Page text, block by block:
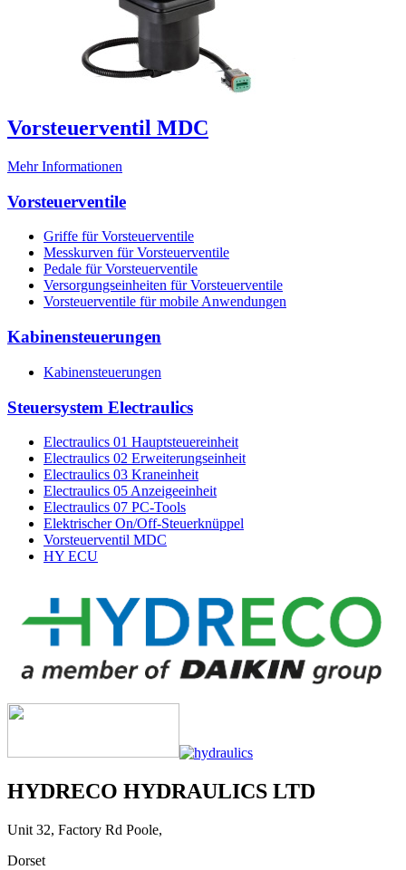
Vorsteuerventil MDC
Mehr Informationen
Vorsteuerventile
Griffe für Vorsteuerventile
Messkurven für Vorsteuerventile
Pedale für Vorsteuerventile
Versorgungseinheiten für Vorsteuerventile
Vorsteuerventile für mobile Anwendungen
Kabinensteuerungen
Kabinensteuerungen
Steuersystem Electraulics
Electraulics 01 Hauptsteuereinheit
Electraulics 02 Erweiterungseinheit
Electraulics 03 Kraneinheit
Electraulics 05 Anzeigeeinheit
Electraulics 07 PC-Tools
Elektrischer On/Off-Steuerknüppel
Vorsteuerventil MDC
HY ECU
HYDRECO HYDRAULICS LTD
Unit 32, Factory Rd Poole,
Dorset